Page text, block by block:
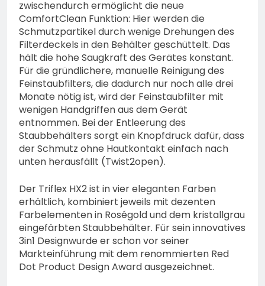
zwischendurch ermöglicht die neue
ComfortClean Funktion: Hier werden die
Schmutzpartikel durch wenige Drehungen des
Filterdeckels in den Behälter geschüttelt. Das
hält die hohe Saugkraft des Gerätes konstant.
Für die gründlichere, manuelle Reinigung des
Feinstaubfilters, die dadurch nur noch alle drei
Monate nötig ist, wird der Feinstaubfilter mit
wenigen Handgriffen aus dem Gerät
entnommen. Bei der Entleerung des
Staubbehälters sorgt ein Knopfdruck dafür, dass
der Schmutz ohne Hautkontakt einfach nach
unten herausfällt (Twist2open).
Der Triflex HX2 ist in vier eleganten Farben
erhältlich, kombiniert jeweils mit dezenten
Farbelementen in Roségold und dem kristallgrau
eingefärbten Staubbehälter. Für sein innovatives
3in1 Designwurde er schon vor seiner
Markteinführung mit dem renommierten Red
Dot Product Design Award ausgezeichnet.